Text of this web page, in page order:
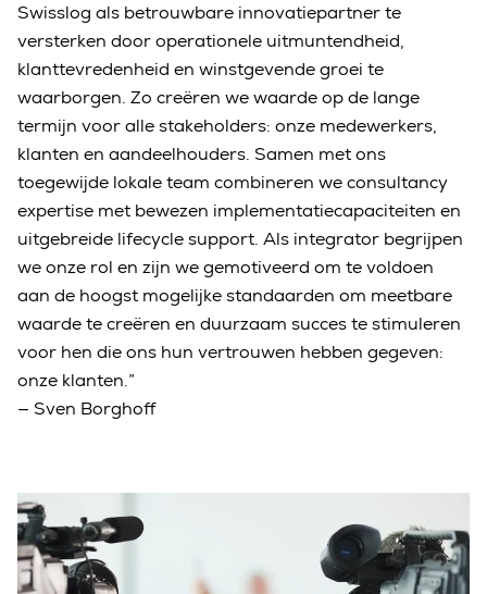
Swisslog als betrouwbare innovatiepartner te
versterken door operationele uitmuntendheid,
klanttevredenheid en winstgevende groei te
waarborgen. Zo creëren we waarde op de lange
termijn voor alle stakeholders: onze medewerkers,
klanten en aandeelhouders. Samen met ons
toegewijde lokale team combineren we consultancy
expertise met bewezen implementatiecapaciteiten en
uitgebreide lifecycle support. Als integrator begrijpen
we onze rol en zijn we gemotiveerd om te voldoen
aan de hoogst mogelijke standaarden om meetbare
waarde te creëren en duurzaam succes te stimuleren
voor hen die ons hun vertrouwen hebben gegeven:
onze klanten.”
— Sven Borghoff